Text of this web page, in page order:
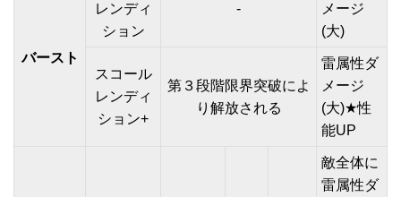
バースト
レンディ
ション
-
メージ
(大)
スコール
レンディ
ション+
第３段階限界突破によ
り解放される
雷属性ダ
メージ
(大)★性
能UP
敵全体に
雷属性ダ